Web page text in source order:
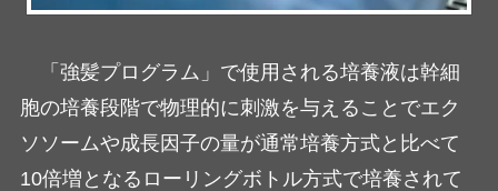
「強髪プログラム」で使用される培養液は幹細
胞の培養段階で物理的に刺激を与えることでエク
ソソームや成長因子の量が通常培養方式と比べて
10倍増となるローリングボトル方式で培養されて